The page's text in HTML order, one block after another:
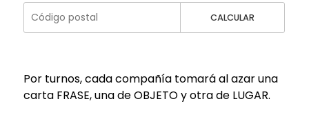
CALCULAR
Por turnos, cada compañía tomará al azar una
carta FRASE, una de OBJETO y otra de LUGAR.